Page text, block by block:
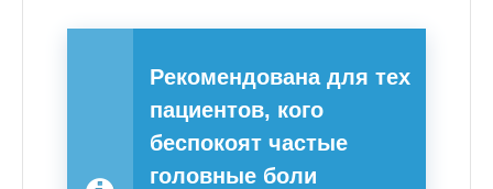
Рекомендована для тех
пациентов, кого
беспокоят частые
головные боли